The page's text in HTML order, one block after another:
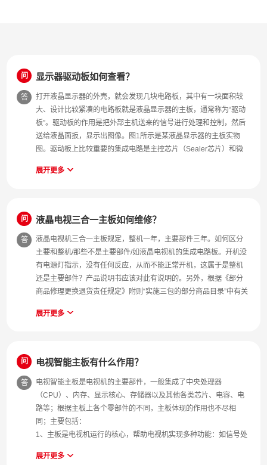
问 显示器驱动板如何查看？
答
打开液晶显示器的外壳，就会发现几块电路板，其中有一块面积较
大、设计比较紧凑的电路板就是液晶显示器的主板，通常称为“驱动
板”。驱动板的作用是把外部主机送来的信号进行处理和控制，然后
送给液晶面扳，显示出图像。图1所示是某液晶显示器的主板实物
图。驱动板上比较重要的集成电路是主控芯片（Sealer芯片）和微
主控芯片 相连，输出接口通过一条或者两条信号传输排线与液晶面
展开更多
问 液晶电视三合一主板如何维修？
答
液晶电视机三合一主板规定，整机一年，主要部件三年。如何区分
主要和整机/那些不是主要部件/如液晶电视机的集成电路板。开机没
有电源灯指示，没有任何反应，从而不能正常开机，这属于是整机
还是主要部件？产品说明书应该对此有说明的。另外，根据《部分
商品修理更换退货责任规定》附则“实施三包的部分商品目录”中有关
主要部件。其他的，应属非主要部件。开机没有电源灯指示，没有
期限；如属非主要部件导致，则适用一年的包修期限。
展开更多
问 电视智能主板有什么作用？
答
电视智能主板是电视机的主要部件，一般集成了中央处理器
（CPU）、内存、显示核心、存储器以及其他各类芯片、电容、电
路等；根据主板上各个零部件的不同，主板体现的作用也不尽相
同；主要包括：
1、主板是电视机运行的核心，帮助电视机实现多种功能：如信号处
2、智能电视的主板是智能系统的灵魂，帮助电视机系统实现各项指
展开更多